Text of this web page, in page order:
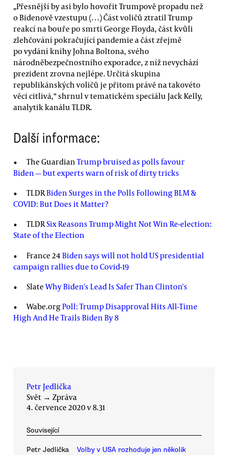
„Přesnější by asi bylo hovořit Trumpově propadu než
o Bidenově vzestupu (…) Část voličů ztratil Trump
reakcí na bouře po smrti George Floyda, část kvůli
zlehčování pokračující pandemie a část zřejmě
po vydání knihy Johna Boltona, svého
národněbezpečnostního exporadce, z níž nevychází
prezident zrovna nejlépe. Určitá skupina
republikánských voličů je přitom právě na takovéto
věci citlivá,“ shrnul v tematickém speciálu Jack Kelly,
analytik kanálu TLDR.
Další informace:
The Guardian Trump bruised as polls favour
Biden — but experts warn of risk of dirty tricks
TLDRBiden Surges in the Polls Following BLM &
COVID: But Does it Matter?
TLDRSix Reasons Trump Might Not Win Re-election:
State of the Election
France 24 Biden says will not hold US presidential
campaign rallies due to Covid-19
Slate Why Biden's Lead Is Safer Than Clinton's
Wabe.orgPoll: Trump Disapproval Hits All-Time
High And He Trails Biden By 8
Petr Jedlička
Svět → Zpráva
4. července 2020 v 8.31
Související
Petr Jedlička
Volby v USA rozhoduje jen několik